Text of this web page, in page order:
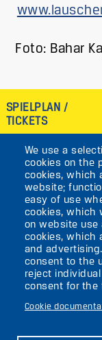
We use a
cookies on the
cookies, which
website;
easy of use
cookies, which
on website use
cookies, which
and advertising.
consent to the
reject
consent for the
Cookie
Foto: Bahar
SPIELPLAN /
TICKETS
IMAGE
VIKTORIASTR. 10-
12105 BERLIN
TEMPELHOF
AKTUELLES
DIE UFAFABRIK